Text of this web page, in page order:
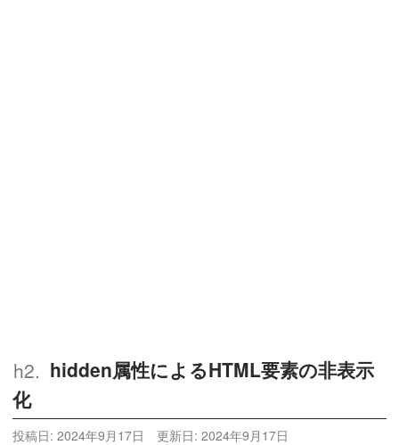
hidden属性によるHTML要素の非表示
化
投稿日: 2024年9月17日 更新日: 2024年9月17日